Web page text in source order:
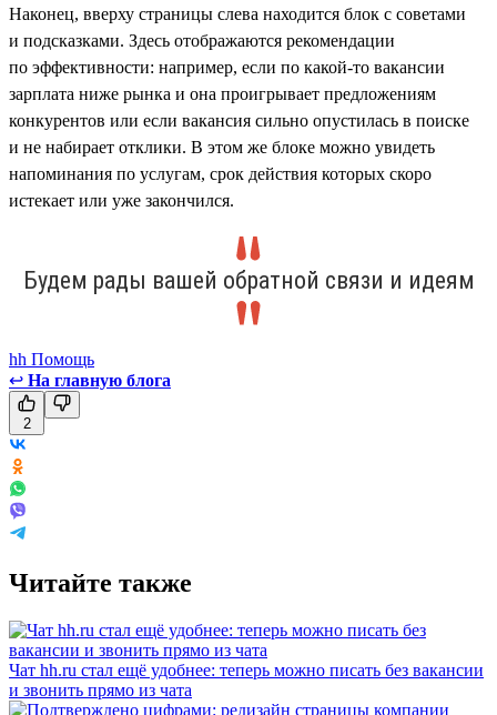
Наконец, вверху страницы слева находится блок с советами
и подсказками. Здесь отображаются рекомендации
по эффективности: например, если по какой-то вакансии
зарплата ниже рынка и она проигрывает предложениям
конкурентов или если вакансия сильно опустилась в поиске
и не набирает отклики. В этом же блоке можно увидеть
напоминания по услугам, срок действия которых скоро
истекает или уже закончился.
Будем рады вашей обратной связи и идеям
hh Помощь
↩ На главную блога
2
Читайте также
Чат hh.ru стал ещё удобнее: теперь можно писать без вакансии
и звонить прямо из чата